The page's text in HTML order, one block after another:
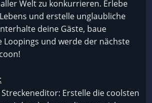
Welt zu konkurrieren. Erlebe
und erstelle unglaubliche
deine Gäste, baue
Loopings und werde der nächste
Erstelle die coolsten